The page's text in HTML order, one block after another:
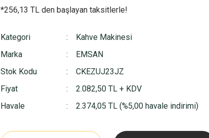
*256,13 TL den başlayan taksitlerle!
Kategori
Kahve Makinesi
Marka
EMSAN
Stok Kodu
CKEZUJ23JZ
Fiyat
2.082,50 TL + KDV
Havale
2.374,05 TL (%5,00 havale indirimi)